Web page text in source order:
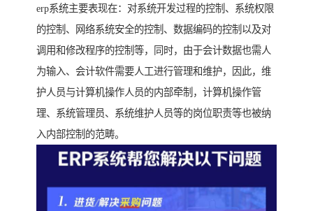
erp系统主要表现在：对系统开发过程的控制、系统权限
的控制、网络系统安全的控制、数据编码的控制以及对
调用和修改程序的控制等，同时，由于会计数据也需人
为输入、会计软件需要人工进行管理和维护，因此，维
护人员与计算机操作人员的内部牵制，计算机操作管
理、系统管理员、系统维护人员等的岗位职责等也被纳
入内部控制的范畴。